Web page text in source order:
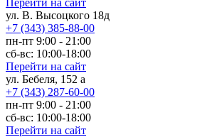
Перейти на сайт
ул. В. Высоцкого 18д
+7 (343) 385-88-00
пн-пт 9:00 - 21:00
сб-вс: 10:00-18:00
Перейти на сайт
ул. Бебеля, 152 а
+7 (343) 287-60-00
пн-пт 9:00 - 21:00
сб-вс: 10:00-18:00
Перейти на сайт